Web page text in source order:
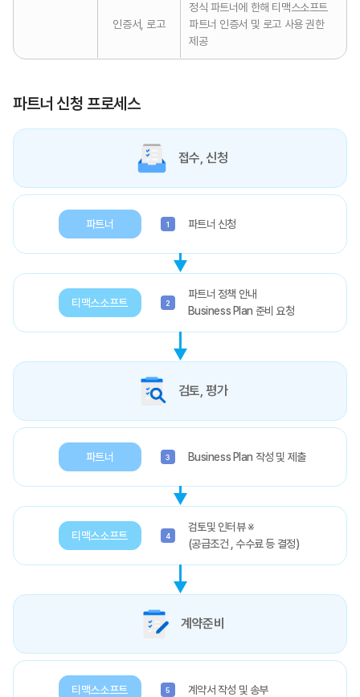
인증서, 로고
정식 파트너에 한해 티맥스소프트
파트너 인증서 및 로고 사용 권한
제공
파트너 신청 프로세스
접수, 신청
파트너 1 파트너 신청
티맥스소프트 2
파트너 정책 안내
Business Plan 준비 요청
검토, 평가
파트너 3 Business Plan 작성 및 제출
티맥스소프트 4
검토및 인터뷰 ※
(공급조건 , 수수료 등 결정)
계약준비
티맥스소프트 5 계약서 작성 및 송부